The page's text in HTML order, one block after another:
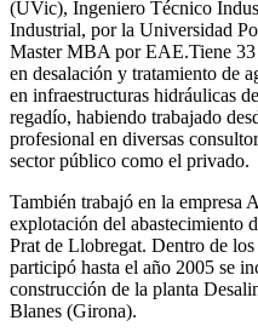
(UVic), Ingeniero Técnico
Industrial, por la Universidad
Master MBA por EAE.Tiene 33
en desalación y tratamiento de
en infraestructuras hidráulicas
regadío, habiendo trabajado
profesional en diversas
sector público como el privado.
También trabajó en la empresa
explotación del abastecimiento
Prat de Llobregat. Dentro de
participó hasta el año 2005 se
construcción de la planta
Blanes (Girona).